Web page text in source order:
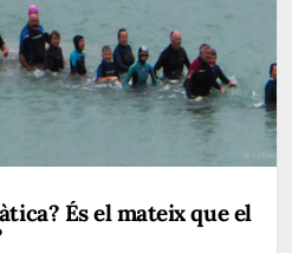
És el mateix que el